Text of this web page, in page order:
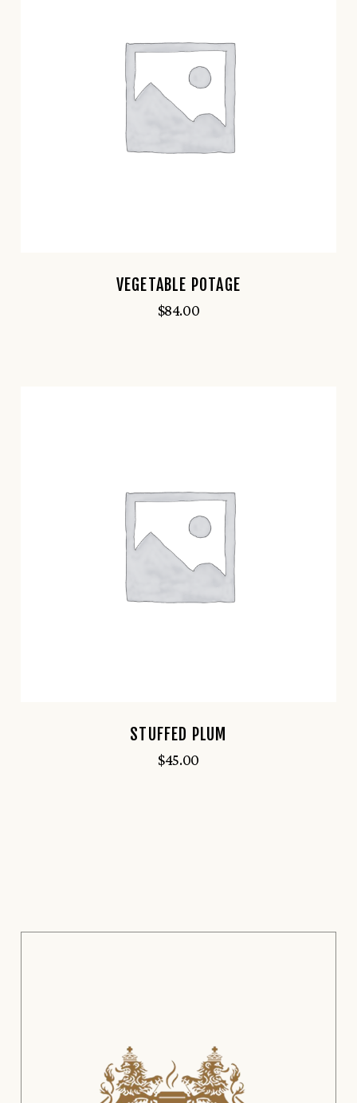
VEGETABLE POTAGE
$84.00
STUFFED PLUM
$45.00